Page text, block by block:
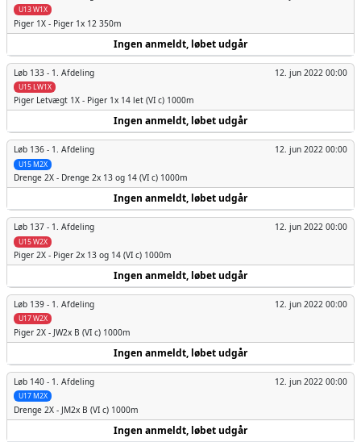
U13 W1X
Piger 1X - Piger 1x 12 350m
Ingen anmeldt, løbet udgår
Løb 133 - 1. Afdeling 12. jun 2022 00:00
U15 LW1X
Piger Letvægt 1X - Piger 1x 14 let (VI c) 1000m
Ingen anmeldt, løbet udgår
Løb 136 - 1. Afdeling 12. jun 2022 00:00
U15 M2X
Drenge 2X - Drenge 2x 13 og 14 (VI c) 1000m
Ingen anmeldt, løbet udgår
Løb 137 - 1. Afdeling 12. jun 2022 00:00
U15 W2X
Piger 2X - Piger 2x 13 og 14 (VI c) 1000m
Ingen anmeldt, løbet udgår
Løb 139 - 1. Afdeling 12. jun 2022 00:00
U17 W2X
Piger 2X - JW2x B (VI c) 1000m
Ingen anmeldt, løbet udgår
Løb 140 - 1. Afdeling 12. jun 2022 00:00
U17 M2X
Drenge 2X - JM2x B (VI c) 1000m
Ingen anmeldt, løbet udgår